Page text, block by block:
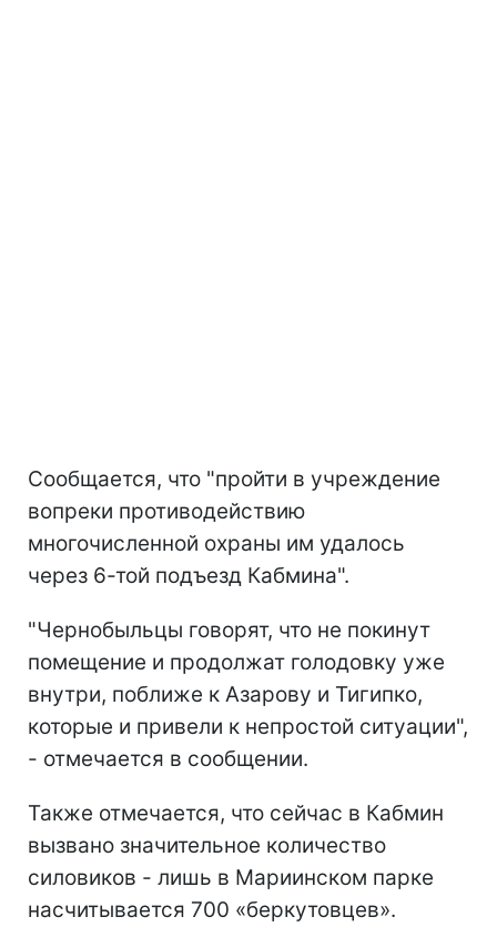
Сообщается, что "пройти в учреждение
вопреки противодействию
многочисленной охраны им удалось
через 6-той подъезд Кабмина".
"Чернобыльцы говорят, что не покинут
помещение и продолжат голодовку уже
внутри, поближе к Азарову и Тигипко,
которые и привели к непростой ситуации",
- отмечается в сообщении.
Также отмечается, что сейчас в Кабмин
вызвано значительное количество
силовиков - лишь в Мариинском парке
насчитывается 700 «беркутовцев».